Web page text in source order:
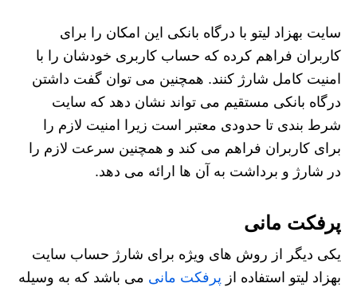
سایت بهزاد لیتو با درگاه بانکی این امکان را برای
کاربران فراهم کرده که حساب کاربری خودشان را با
امنیت کامل شارژ کنند. همچنین می‌ توان گفت داشتن
درگاه بانکی مستقیم می تواند نشان دهد که سایت
شرط بندی تا حدودی معتبر است زیرا امنیت لازم را
برای کاربران فراهم می کند و همچنین سرعت لازم را
در شارژ و برداشت به آن‌ ها ارائه می‌ دهد.
پرفکت مانی
یکی دیگر از روش های ویژه برای شارژ حساب سایت
بهزاد لیتو استفاده از پرفکت مانی می باشد که به وسیله